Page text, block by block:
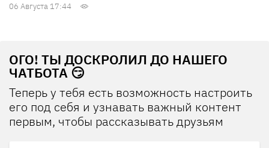
06 Августа 17:44
ОГО! ТЫ ДОСКРОЛИЛ ДО НАШЕГО
ЧАТБОТА 😏
Теперь у тебя есть возможность настроить
его под себя и узнавать важный контент
первым, чтобы рассказывать друзьям